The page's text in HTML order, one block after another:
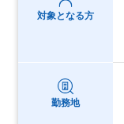
対象となる方
勤務地